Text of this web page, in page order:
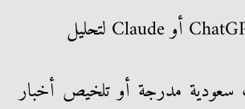
سعودية مدرجة أو تلخيص أخبار